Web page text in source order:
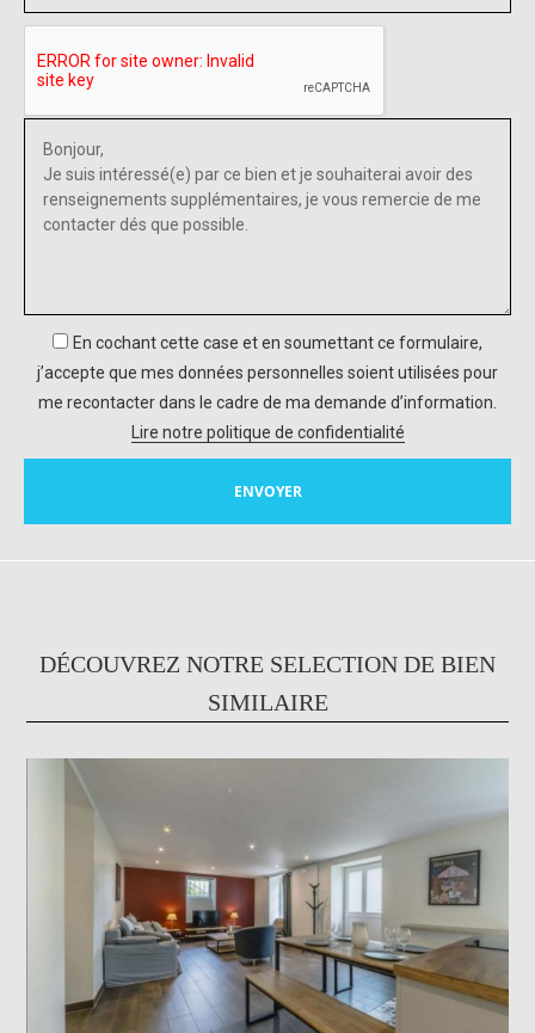
En cochant cette case et en soumettant ce formulaire,
j’accepte que mes données personnelles soient utilisées pour
me recontacter dans le cadre de ma demande d’information.
Lire notre politique de confidentialité
DÉCOUVREZ NOTRE SELECTION DE BIEN
SIMILAIRE